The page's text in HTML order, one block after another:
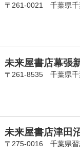
〒261-0021 千葉県千
未来屋書店幕張
〒261-8535 千葉県
未来屋書店津田
〒275-0016 千葉県習